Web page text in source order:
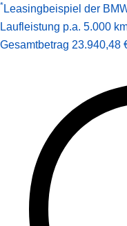
* Leasingbeispiel der
Laufleistung p.a. 5.000
Gesamt­betrag 23.940,48